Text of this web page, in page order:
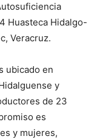
Huasteca Hidalgo-
Veracruz.
ubicado en
y
de 23
es
y mujeres,